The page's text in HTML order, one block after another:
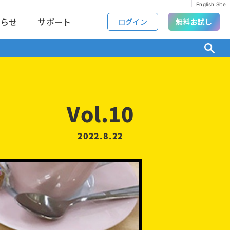
English Site
せ サポート ログイン 無料お試し
Vol.10
2022.8.22